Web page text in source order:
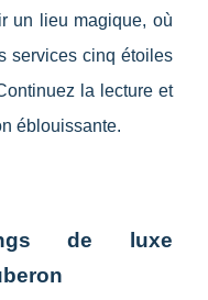
un lieu magique, où
services cinq étoiles
la lecture et
éblouissante.
de luxe